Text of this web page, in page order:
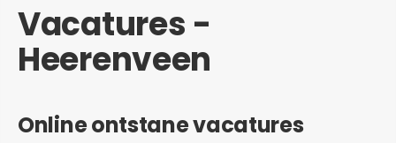
Vacatures -
Heerenveen
Online ontstane vacatures